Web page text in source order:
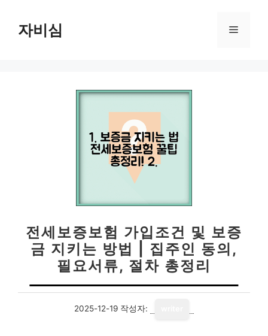
자비심 메
전세보증보험 가입조건 및 보증
금 지키는 방법 | 집주인 동의,
필요서류, 절차 총정리
2025-12-19 작성자: